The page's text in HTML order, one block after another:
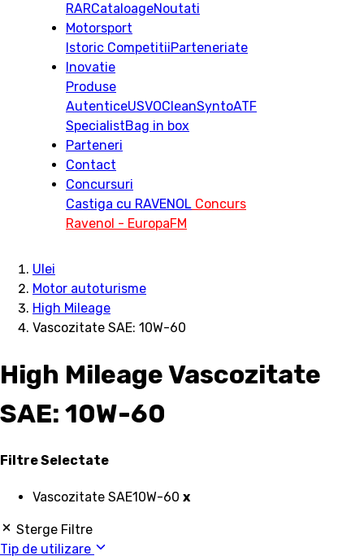
RARCataloageNoutati
Motorsport
Istoric CompetitiiParteneriate
Inovatie
Produse
AutenticeUSVOCleanSyntoATF
SpecialistBag in box
Parteneri
Contact
Concursuri
Castiga cu RAVENOL Concurs
Ravenol - EuropaFM
Ulei
Motor autoturisme
High Mileage
Vascozitate SAE: 10W-60
High Mileage Vascozitate
SAE: 10W-60
Filtre Selectate
Vascozitate SAE10W-60 x
Sterge Filtre
Tip de utilizare